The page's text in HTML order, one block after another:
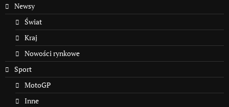
Newsy
Świat
Kraj
Nowości rynkowe
Sport
MotoGP
Inne